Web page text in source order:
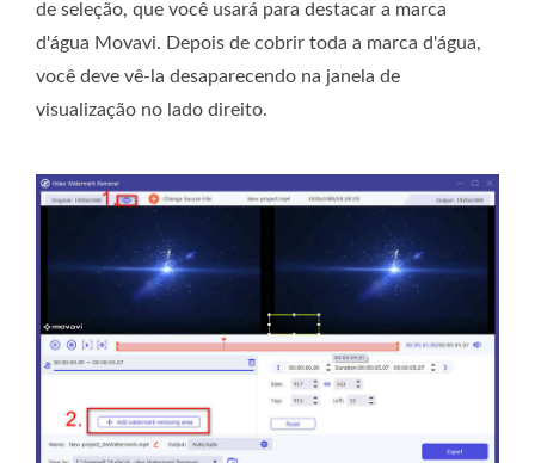
de seleção, que você usará para destacar a marca
d'água Movavi. Depois de cobrir toda a marca d'água,
você deve vê-la desaparecendo na janela de
visualização no lado direito.